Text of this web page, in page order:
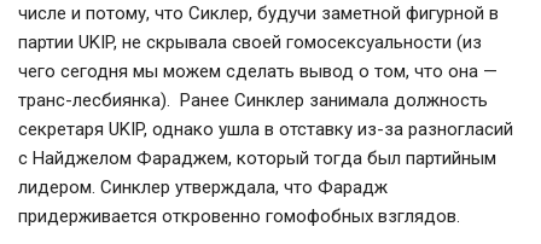
числе и потому, что Сиклер, будучи заметной фигурной в
партии UKIP, не скрывала своей гомосексуальности (из
чего сегодня мы можем сделать вывод о том, что она —
транс-лесбиянка). Ранее Синклер занимала должность
секретаря UKIP, однако ушла в отставку из-за разногласий
с Найджелом Фараджем, который тогда был партийным
лидером. Синклер утверждала, что Фарадж
придерживается откровенно гомофобных взглядов.